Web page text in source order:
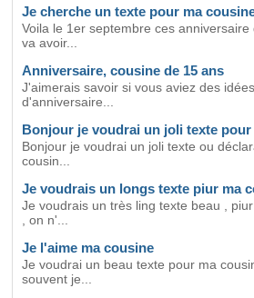
Je cherche un texte pour ma
Voila le 1er septembre ces
va avoir...
Anniversaire, cousine de 15 ans
J'aimerais savoir si vous aviez des
d'anniversaire...
Bonjour je voudrai un joli texte pour
Bonjour je voudrai un joli texte ou
cousin...
Je voudrais un longs texte piur ma
Je voudrais un très ling texte beau ,
, on n'...
Je l'aime ma cousine
Je voudrai un beau texte pour ma
souvent je...